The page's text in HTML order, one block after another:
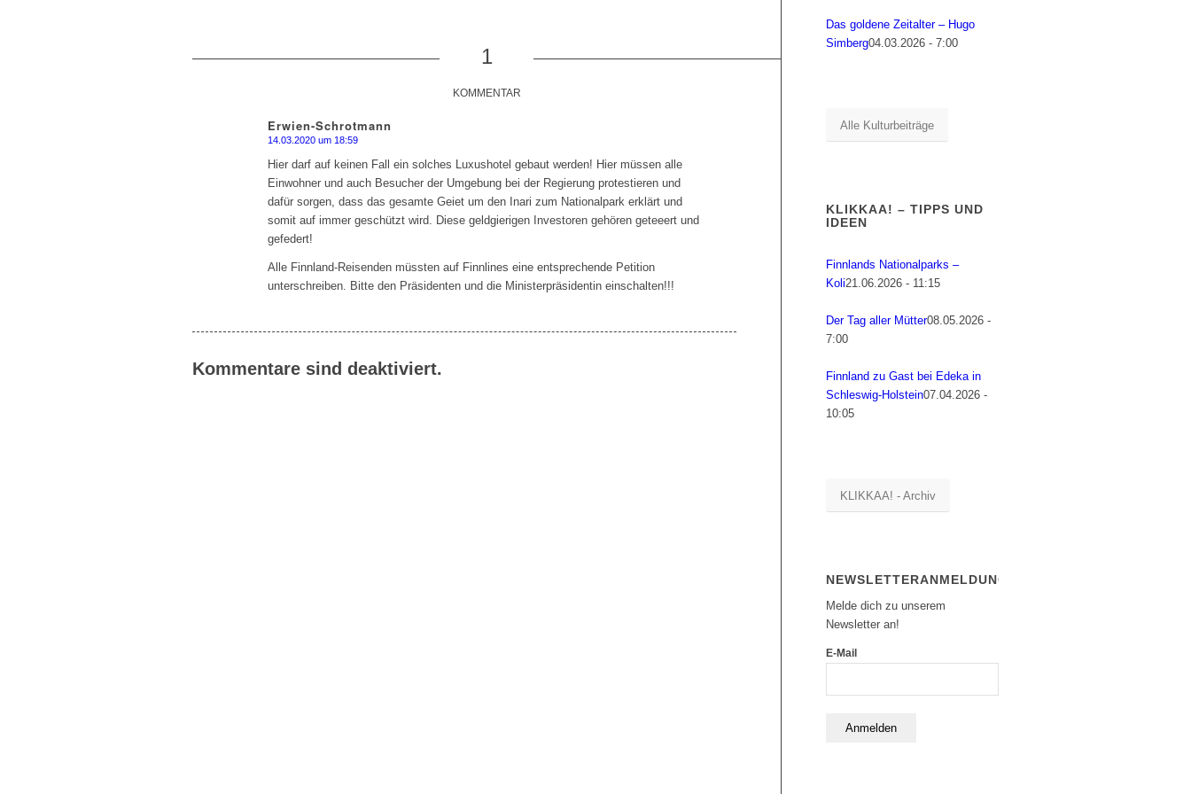
1
KOMMENTAR
Erwien-Schrotmann
sagte:
14.03.2020 um 18:59
Hier darf auf keinen Fall ein solches Luxushotel gebaut werden! Hier müssen alle
Einwohner und auch Besucher der Umgebung bei der Regierung protestieren und
dafür sorgen, dass das gesamte Geiet um den Inari zum Nationalpark erklärt und
somit auf immer geschützt wird. Diese geldgierigen Investoren gehören geteeert und
gefedert!
Alle Finnland-Reisenden müssten auf Finnlines eine entsprechende Petition
unterschreiben. Bitte den Präsidenten und die Ministerpräsidentin einschalten!!!
Kommentare sind deaktiviert.
Das goldene Zeitalter – Hugo
Simberg04.03.2026 - 7:00
Alle Kulturbeiträge
KLIKKAA! – TIPPS UND
IDEEN
Finnlands Nationalparks –
Koli21.06.2026 - 11:15
Der Tag aller Mütter08.05.2026 -
7:00
Finnland zu Gast bei Edeka in
Schleswig-Holstein07.04.2026 -
10:05
KLIKKAA! - Archiv
NEWSLETTERANMELDUNG
Melde dich zu unserem
Newsletter an!
E-Mail
Anmelden